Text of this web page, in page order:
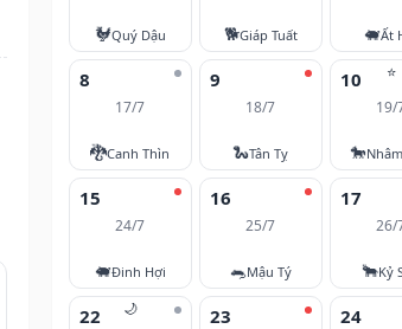
🐓Quý Dậu 🐕Giáp Tuất 🐖Ất
8
17/7
🐉Canh Thìn
9
18/7
🐍Tân Tỵ
⭐
10
19/
🐎
15
24/7
🐖Đinh Hợi
16
25/7
🐀Mậu Tý
17
26/
🐂Kỷ
🌙
22 23 24